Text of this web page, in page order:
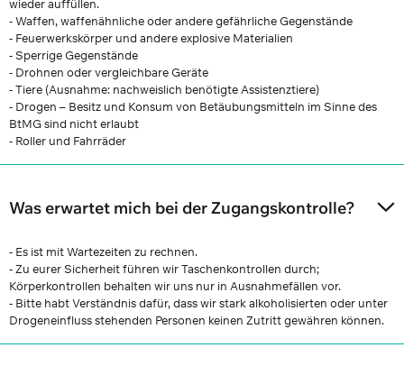
wieder auffüllen.
- Waffen, waffenähnliche oder andere gefährliche Gegenstände
- Feuerwerkskörper und andere explosive Materialien
- Sperrige Gegenstände
- Drohnen oder vergleichbare Geräte
- Tiere (Ausnahme: nachweislich benötigte Assistenztiere)
- Drogen – Besitz und Konsum von Betäubungsmitteln im Sinne des
BtMG sind nicht erlaubt
- Roller und Fahrräder
Was erwartet mich bei der Zugangskontrolle?
- Es ist mit Wartezeiten zu rechnen.
- Zu eurer Sicherheit führen wir Taschenkontrollen durch;
Körperkontrollen behalten wir uns nur in Ausnahmefällen vor.
- Bitte habt Verständnis dafür, dass wir stark alkoholisierten oder unter
Drogeneinfluss stehenden Personen keinen Zutritt gewähren können.